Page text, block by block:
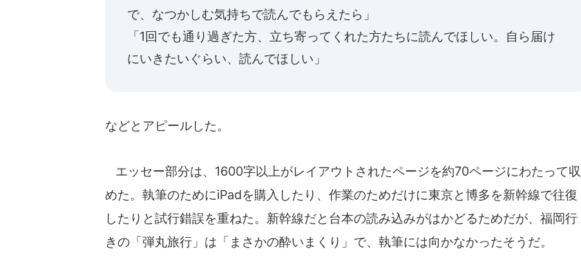
で、なつかしむ気持ちで読んでもらえたら」
「1回でも通り過ぎた方、立ち寄ってくれた方たちに読んでほしい。自ら届け
にいきたいぐらい、読んでほしい」
などとアピールした。
エッセー部分は、1600字以上がレイアウトされたページを約70ページにわたって収
めた。執筆のためにiPadを購入したり、作業のためだけに東京と博多を新幹線で往復
したりと試行錯誤を重ねた。新幹線だと台本の読み込みがはかどるためだが、福岡行
きの「弾丸旅行」は「まさかの酔いまくり」で、執筆には向かなかったそうだ。